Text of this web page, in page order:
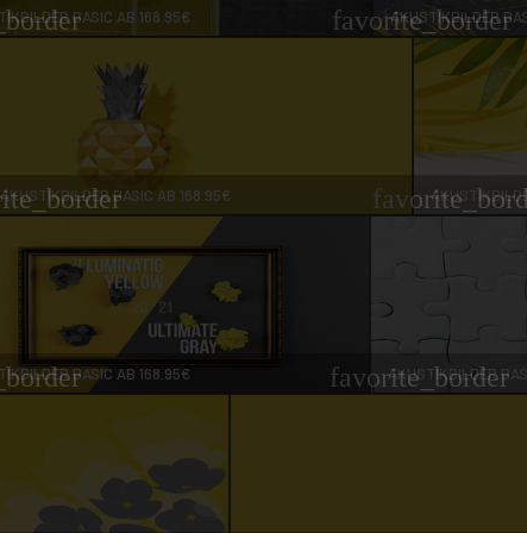
BASIC AB 168.95€ favorite_border
AKUSTIKBILDER
AKUSTIKBILDER BASIC AB 168.95€
BASIC AB 168.95€ favorite_border
AKUSTIKBILDER